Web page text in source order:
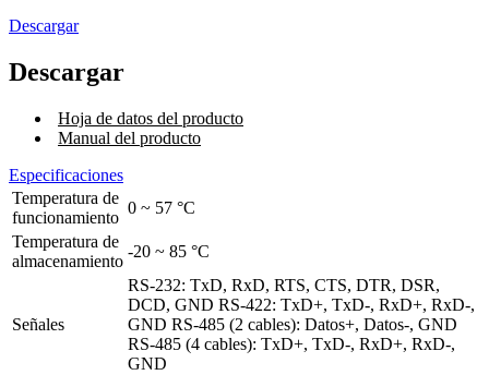
Descargar
Descargar
Hoja de datos del producto
Manual del producto
Especificaciones
Temperatura de
funcionamiento
0 ~ 57 °C
Temperatura de
almacenamiento
-20 ~ 85 °C
Señales
RS-232: TxD, RxD, RTS, CTS, DTR, DSR,
DCD, GND RS-422: TxD+, TxD-, RxD+, RxD-,
GND RS-485 (2 cables): Datos+, Datos-, GND
RS-485 (4 cables): TxD+, TxD-, RxD+, RxD-,
GND